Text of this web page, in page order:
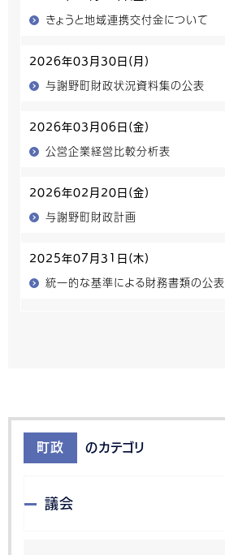
きょうと地域連携交付金について
2026年03月30日(月)
与謝野町財政状況資料集の公表
2026年03月06日(金)
公営企業経営比較分析表
2026年02月20日(金)
与謝野町財政計画
2025年07月31日(木)
統一的な基準による財務書類の公表
町政 のカテゴリ
議会